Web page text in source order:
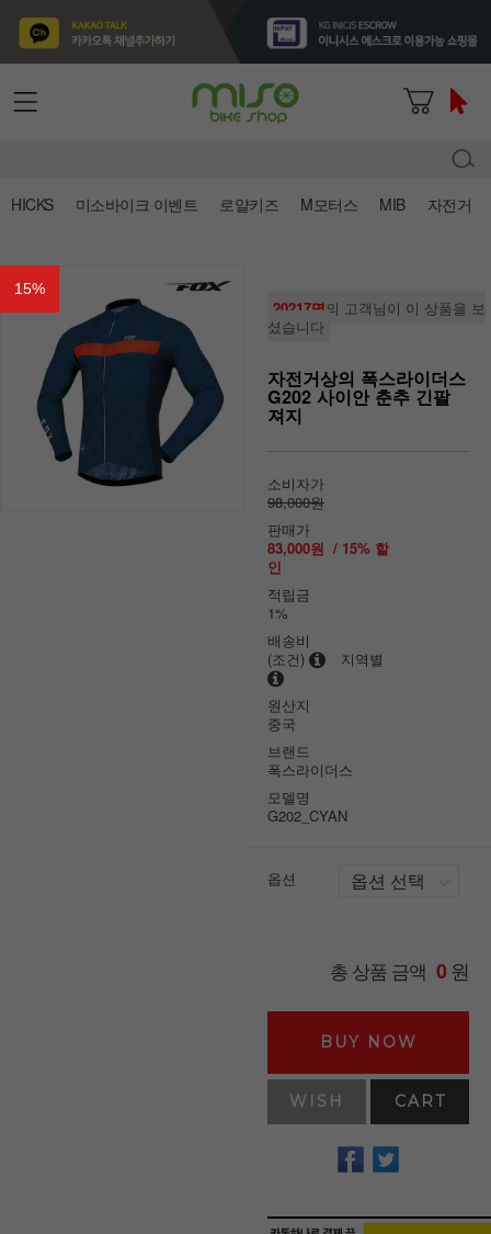
HICKS 미소바이크 이벤트 로얄키즈 M모터스 MIB 자전거
15%
20217명의 고객님이 이 상품을 보
셨습니다
자전거상의 폭스라이더스
G202 사이안 춘추 긴팔
져지
소비자가
98,000원
판매가
83,000원 / 15% 할
인
적립금
1%
배송비
(조건)
지역별
원산지
중국
브랜드
폭스라이더스
모델명
G202_CYAN
옵션
총 상품 금액 0원
BUY NOW
WISH CART